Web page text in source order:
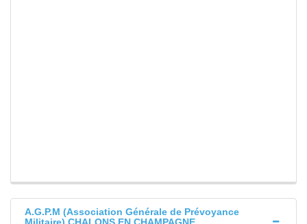
A.G.P.M (Association Générale de Prévoyance